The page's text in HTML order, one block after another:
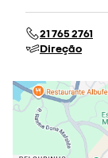
21 765 2761
Direção